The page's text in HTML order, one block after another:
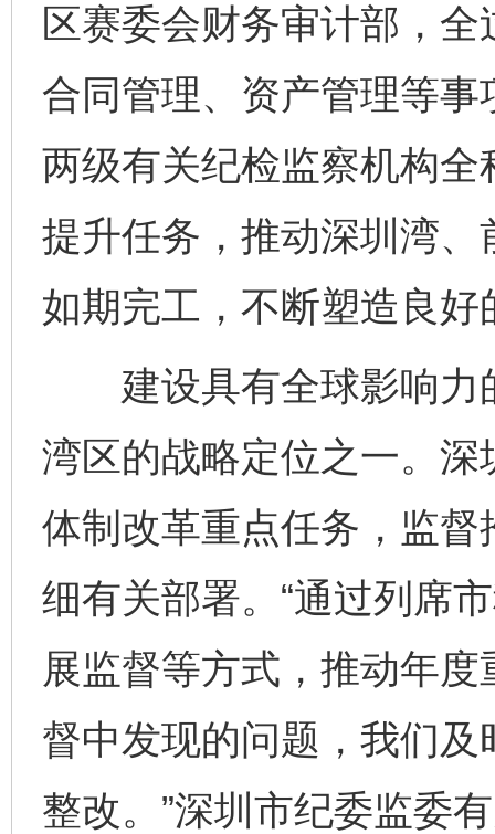
区赛委会财务审计部，
合同管理、资产管理等
两级有关纪检监察机构
提升任务，推动深圳湾
如期完工，不断塑造良好
建设具有全球影响力
湾区的战略定位之一。
体制改革重点任务，监
细有关部署。“通过列席
展监督等方式，推动年
督中发现的问题，我们
整改。”深圳市纪委监委